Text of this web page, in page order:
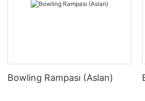
Bowling Rampası (Aslan)